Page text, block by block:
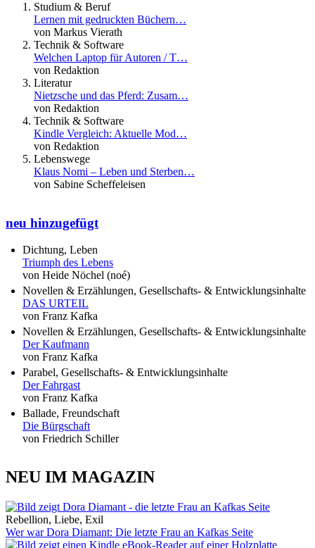
Studium & Beruf
Lernen mit gedruckten Büchern…
von Markus Vierath
Technik & Software
Welchen Laptop für Autoren / T…
von Redaktion
Literatur
Nietzsche und das Pferd: Zusam…
von Redaktion
Technik & Software
Kindle Vergleich: Aktuelle Mod…
von Redaktion
Lebenswege
Klaus Nomi – Leben und Sterben…
von Sabine Scheffeleisen
neu hinzugefügt
Dichtung, Leben
Triumph des Lebens
von Heide Nöchel (noé)
Novellen & Erzählungen, Gesellschafts- & Entwicklungsinhalte
DAS URTEIL
von Franz Kafka
Novellen & Erzählungen, Gesellschafts- & Entwicklungsinhalte
Der Kaufmann
von Franz Kafka
Parabel, Gesellschafts- & Entwicklungsinhalte
Der Fahrgast
von Franz Kafka
Ballade, Freundschaft
Die Bürgschaft
von Friedrich Schiller
NEU IM MAGAZIN
Rebellion, Liebe, Exil
Wer war Dora Diamant: Die letzte Frau an Kafkas Seite